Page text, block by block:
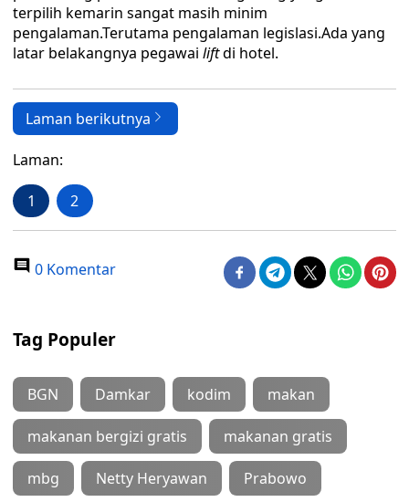
terpilih kemarin sangat masih minim
pengalaman.Terutama pengalaman legislasi.Ada yang
latar belakangnya pegawai liftdi hotel.
Laman berikutnya
Laman:
1 2
0 Komentar
Tag Populer
BGN Damkar kodim makan
makanan bergizi gratis makanan gratis
mbg Netty Heryawan Prabowo